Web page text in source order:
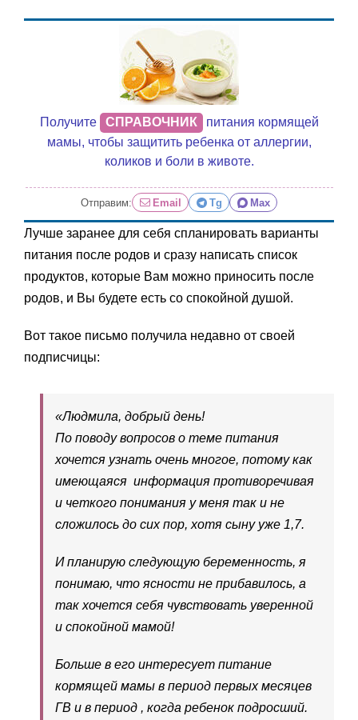
Получите СПРАВОЧНИК
питания кормящей
мамы, чтобы защитить ребенка от аллергии,
коликов и боли в животе.
Отправим: Email Tg Max
Лучше заранее для себя спланировать варианты
питания после родов и сразу написать список
продуктов, которые Вам можно приносить после
родов, и Вы будете есть со спокойной душой.
Вот такое письмо получила недавно от своей
подписчицы:
«Людмила, добрый день!
По поводу вопросов о теме питания
хочется узнать очень многое, потому как
имеющаяся информация противоречивая
и четкого понимания у меня так и не
сложилось до сих пор, хотя сыну уже 1,7.
И планирую следующую беременность, я
понимаю, что ясности не прибавилось, а
так хочется себя чувствовать уверенной
и спокойной мамой!
Больше в его интересует питание
кормящей мамы в период первых месяцев
ГВ и в период , когда ребенок подросший.